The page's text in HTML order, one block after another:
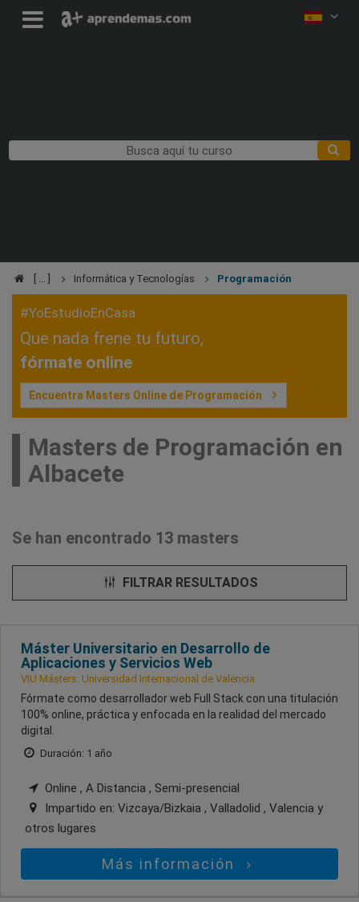
Informática y Tecnologías Programación
#YoEstudioEnCasa
Que nada frene tu futuro,
fórmate online
Encuentra Masters Online de Programación
Masters de Programación en
Albacete
Se han encontrado 13 masters
FILTRAR RESULTADOS
Máster Universitario en Desarrollo de
Aplicaciones y Servicios Web
VIU Másters. Universidad Internacional de Valencia
Fórmate como desarrollador web Full Stack con una titulación
100% online, práctica y enfocada en la realidad del mercado
digital.
Duración: 1 año
Online , A Distancia , Semi-presencial
Impartido en: Vizcaya/Bizkaia , Valladolid , Valencia y
otros lugares
Más información